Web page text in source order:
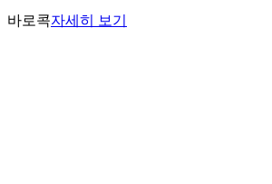
바로콕자세히 보기